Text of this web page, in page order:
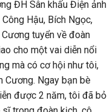
ĐH Sân khấu Điện ảnh
Hậu, Bích Ngọc,
tuyển về đoàn
cho một vai diễn nổi
mà có cơ hội như tôi,
Cương. Ngay bạn bè
được 2 năm, tôi đã bỏ